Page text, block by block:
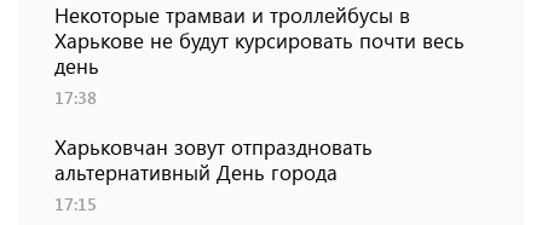
Некоторые трамваи и троллейбусы в
Харькове не будут курсировать почти весь
день
17:38
Харьковчан зовут отпраздновать
альтернативный День города
17:15